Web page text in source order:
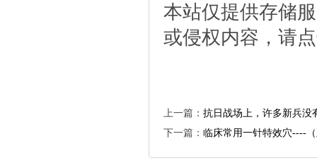
本站仅提供存储
或侵权内容，请
上一篇： 抗日战场上，许多新兵没
下一篇： 临床常用一针特效穴----